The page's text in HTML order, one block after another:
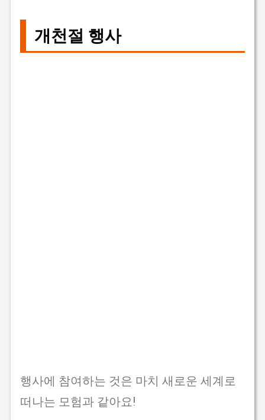
개천절 행사
행사에 참여하는 것은 마치 새로운 세계로
떠나는 모험과 같아요!